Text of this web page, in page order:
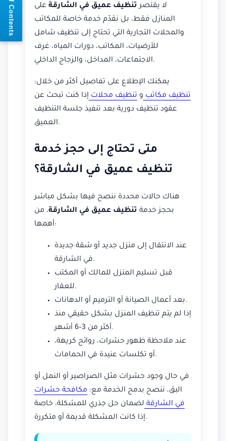
لا يقتصر تنظيف عميق في الشارقة على
المنازل فقط، بل نقدّم خدمة خاصة للمكاتب
والمحلات التجارية التي تحتاج إلى تنظيف شامل
للأرضيات، المكاتب، دورات المياه، غرف
الاجتماعات، المداخل، والزجاج الداخلي.
يمكنك الإطلاع على تفاصيل أكثر من خلال:
تنظيف مكاتب و تنظيف محلات إذا كنت تبحث عن
عقود تنظيف دورية بعد تنفيذ جلسة التنظيف
العميق.
متى تحتاج إلى حجز خدمة
تنظيف عميق في الشارقة؟
هناك حالات محددة ننصح فيها بشكل مباشر
بحجز خدمة تنظيف عميق في الشارقة، من
أهمها:
عند الانتقال إلى منزل جديد أو شقة جديدة
في الشارقة.
قبل تسليم المنزل للمالك أو المكتب
للعقار.
بعد أعمال الصيانة أو الترميم أو الدهانات.
إذا لم يتم تنظيف المنزل بشكل حقيقي منذ
أكثر من 3–6 أشهر.
عند ملاحظة ظهور حشرات، روائح كريهة،
أو تكلسات عنيدة في الحمامات.
في حال وجود حشرات مثل الصراصير أو النمل أو
البق، ننصح بدمج الخدمة مع: مكافحة حشرات
في الشارقة لضمان حل جذري للمشكلة، خاصة
إذا كانت المشكلة قديمة أو متكررة.